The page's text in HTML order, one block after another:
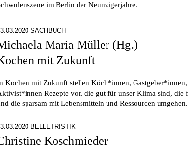
im Berlin der Neunzigerjahre.
SACHBUCH
Maria Müller (Hg.)
mit Zukunft
Kochen mit Zukunft stellen Köch*innen,
Rezepte vor, die gut für unser Klima sind, die
die sparsam mit Lebensmitteln und Ressourcen umgehen.
BELLETRISTIK
Koschmieder